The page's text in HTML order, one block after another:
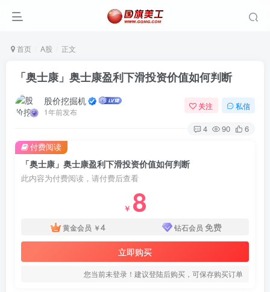
首页 A股 正文
「奥士康」奥士康盈利下滑投资价值如何判断
股价挖掘机
1年前发布
关注 私信
4 90 6
「奥士康」奥士康盈利下滑投资价值如何判断
此内容为付费阅读，请付费后查看
￥ 8
黄金会员 ￥4 钻石会员 免费
立即购买
您当前未登录！建议登陆后购买，可保存购买订单
付费阅读